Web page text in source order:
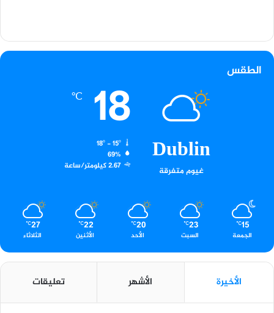
الطقس
Dublin
غيوم متفرقة
18
℃
18º - 15º
69%
2.67 كيلومتر/ساعة
15
℃
الجمعة
23
℃
السبت
20
℃
الأحد
22
℃
الأثنين
27
℃
الثلاثاء
الأخيرة الأشهر تعليقات